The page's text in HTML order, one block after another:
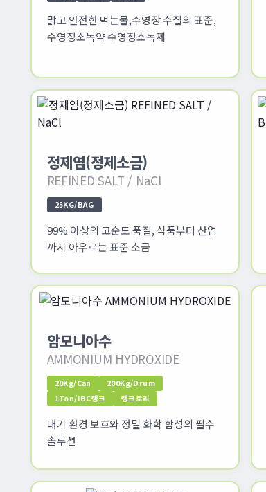
맑고 안전한 먹는물,수영장 수질의 표준,
수영장소독약 수영장소독제
정제염(정제소금)
REFINED SALT / NaCl
25KG/BAG
99% 이상의 고순도 품질, 식품부터 산업
까지 아우르는 표준 소금
암모니아수
AMMONIUM HYDROXIDE
20Kg/Can
200Kg/Drum
1Ton/IBC탱크
탱크로리
대기 환경 보호와 정밀 화학 합성의 필수
솔루션